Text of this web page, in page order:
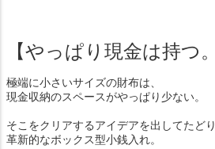
【やっぱり現金は持つ。
極端に小さいサイズの財布は、
現金収納のスペースがやっぱり少ない。
そこをクリアするアイデアを出してたど
革新的なボックス型小銭入れ。